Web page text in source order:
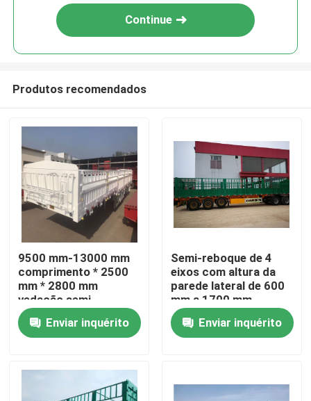
Casa
Continue
Produtos recomendados
9500 mm-13000 mm
comprimento * 2500
mm * 2800 mm
vedação semi-
reboque com
suspensão mecânica
Enviar inquérito
Semi-reboque de 4
eixos com altura da
parede lateral de 600
mm a 1700 mm
Enviar inquérito